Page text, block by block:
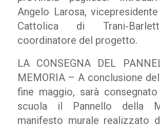
Angelo Larosa, vicepresidente
Cattolica di Trani-
coordinatore del progetto.
LA CONSEGNA DEL
MEMORIA – A conclusione
fine maggio, sarà
scuola il Pannello della
manifesto murale realizzato